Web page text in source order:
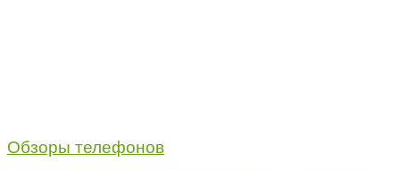
Обзоры телефонов